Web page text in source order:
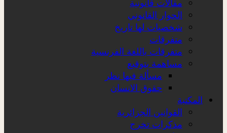
مقالات قانونية
الحوار القانوني
شخصيات لها تاريخ
متفرقات
متفرقات باللغة الفرنسية
مساهمة بتوقيع
مسألة فيها نظر
حقوق الانسان
المكتبة
القوانين الجزائرية
مذكرات تخرج